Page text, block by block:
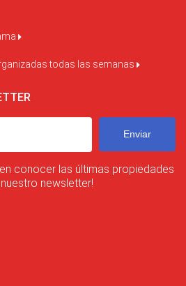
todas las semanas
Enviar
conocer las últimas propiedades
newsletter!